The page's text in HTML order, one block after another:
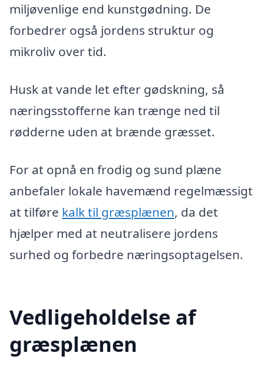
miljøvenlige end kunstgødning. De
forbedrer også jordens struktur og
mikroliv over tid.
Husk at vande let efter gødskning, så
næringsstofferne kan trænge ned til
rødderne uden at brænde græsset.
For at opnå en frodig og sund plæne
anbefaler lokale havemænd regelmæssigt
at tilføre kalk til græsplænen, da det
hjælper med at neutralisere jordens
surhed og forbedre næringsoptagelsen.
Vedligeholdelse af
græsplænen